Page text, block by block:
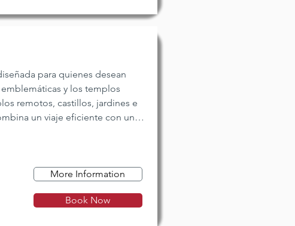
para quienes desean
y los templos
remotos, castillos, jardines e
un viaje eficiente con una
More Information
Book Now